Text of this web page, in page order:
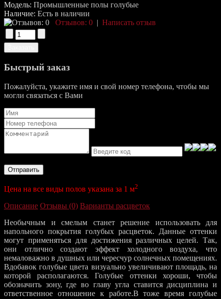
Модель: Промышленные полы голубые
Наличие: Есть в наличии
Отзывов: 0 | Написать отзыв
Быстрый заказ
Пожалуйста, укажите имя и свой номер телефона, чтобы мы
могли связаться с Вами
Отправить
Цена на все виды полов указана за 1 м2
Описание Отзывы (0) Варианты расцветок
Необычным и смелым станет решение использовать для
напольного покрытия голубых расцветок. Данные оттенки
могут применяться для достижения различных целей. Так,
они отлично создают эффект холодного воздуха, что
немаловажно в душных или чересчур солнечных помещениях.
Вдобавок голубые цвета визуально увеличивают площадь, на
которой располагаются. Голубые оттенки хороши, чтобы
обозначить зону, где во главу угла ставится дисциплина и
ответственное отношение к работе.В тоже время голубые